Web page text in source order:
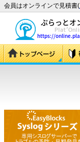
会員はオンラインで見積書(